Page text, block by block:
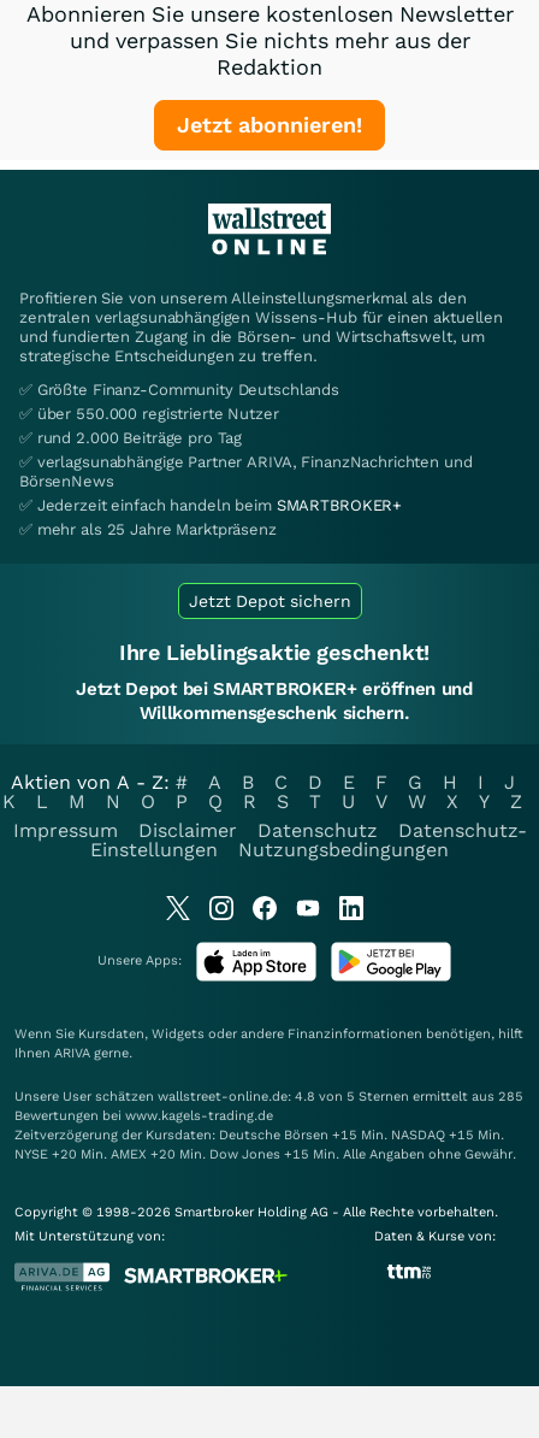
Abonnieren Sie unsere kostenlosen Newsletter
und verpassen Sie nichts mehr aus der
Redaktion
Jetzt abonnieren!
Profitieren Sie von unserem Alleinstellungsmerkmal als den
zentralen verlagsunabhängigen Wissens-Hub für einen aktuellen
und fundierten Zugang in die Börsen- und Wirtschaftswelt, um
strategische Entscheidungen zu treffen.
✅ Größte Finanz-Community Deutschlands
✅ über 550.000 registrierte Nutzer
✅ rund 2.000 Beiträge pro Tag
✅ verlagsunabhängige Partner ARIVA, FinanzNachrichten und
BörsenNews
✅ Jederzeit einfach handeln beim SMARTBROKER+
✅ mehr als 25 Jahre Marktpräsenz
Jetzt Depot sichern
Ihre Lieblingsaktie geschenkt!
Jetzt Depot bei SMARTBROKER+ eröffnen und
Willkommensgeschenk sichern.
Aktien von A - Z: # A B C D E F G H I
J
K
L M N O P Q R S T U V W X Y
Z
Impressum
Disclaimer Datenschutz
Datenschutz-
Einstellungen
Nutzungsbedingungen
Unsere Apps:
Wenn Sie Kursdaten, Widgets oder andere Finanzinformationen benötigen, hilft
Ihnen ARIVA gerne.
Unsere User schätzen wallstreet-online.de: 4.8 von 5 Sternen ermittelt aus 285
Bewertungen bei www.kagels-trading.de
Zeitverzögerung der Kursdaten: Deutsche Börsen +15 Min. NASDAQ +15 Min.
NYSE +20 Min. AMEX +20 Min. Dow Jones +15 Min. Alle Angaben ohne Gewähr.
Copyright © 1998-2026 Smartbroker Holding AG - Alle Rechte vorbehalten.
Mit Unterstützung von:
Daten & Kurse von: